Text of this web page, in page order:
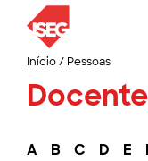
Início/ Pessoas
A B C D E